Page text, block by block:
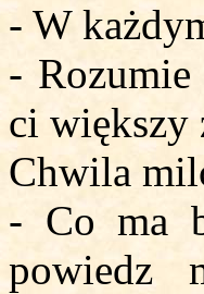
- W
- Rozumie
ci większy
Chwila
- Co ma
powiedz